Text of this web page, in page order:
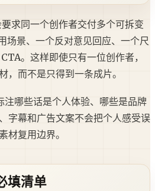
求同一个创作者交付多个可拆变
场景、一个反对意见回应、一个尺
。这样即使只有一位创作者，
，而不是只得到一条成片。
哪些话是个人体验、哪些是品牌
字幕和广告文案不会把个人感受误
材复用边界。
填清单